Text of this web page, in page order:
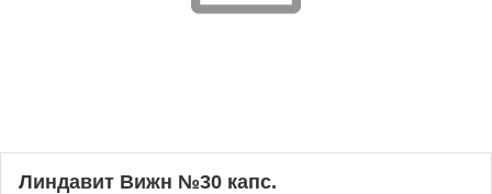
Линдавит Вижн №30 капс.